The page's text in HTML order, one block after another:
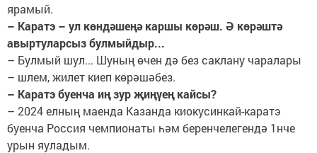
ярамый.
– Каратэ – ул көндәшеңә каршы көрәш. Ә көрәштә
авыртуларсыз булмыйдыр...
– Булмый шул... Шуның өчен дә без саклану чаралары
– шлем, жилет киеп көрәшәбез.
– Каратэ буенча иң зур җиңүең кайсы?
– 2024 елның маенда Казанда киокусинкай-каратэ
буенча Россия чемпионаты һәм беренчелегендә 1нче
урын яуладым.